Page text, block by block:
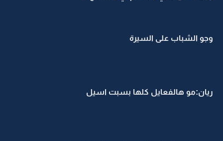
وجو الشباب على السيرة
ريان:مو هالفعايل كلها بسبت اسيل